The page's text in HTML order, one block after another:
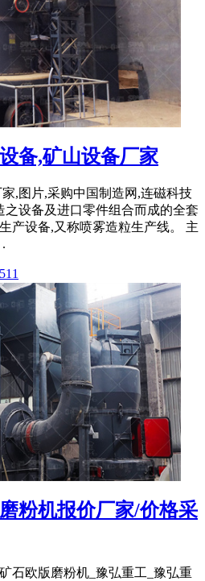
备,矿山设备厂家
,图片,采购中国制造网,连磁科技
之设备及进口零件组合而成的全套
产设备,又称喷雾造粒生产线。 主
粉机报价厂家/价格采
石欧版磨粉机_豫弘重工_豫弘重